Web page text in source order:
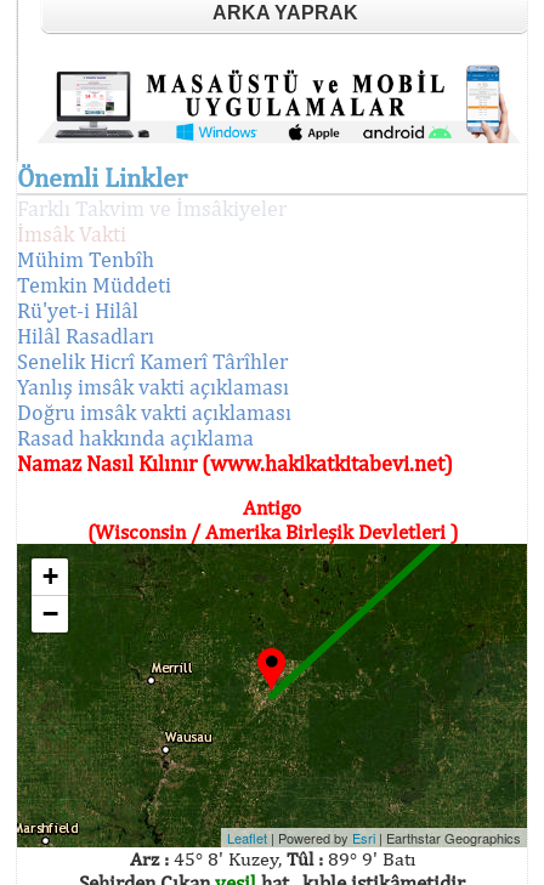
ARKA YAPRAK
Önemli Linkler
Farklı Takvim ve İmsâkiyeler
İmsâk Vakti
Mühim Tenbîh
Temkin Müddeti
Rü'yet-i Hilâl
Hilâl Rasadları
Senelik Hicrî Kamerî Târîhler
Yanlış imsâk vakti açıklaması
Doğru imsâk vakti açıklaması
Rasad hakkında açıklama
Namaz Nasıl Kılınır (www.hakikatkitabevi.net)
Antigo
(Wisconsin / Amerika Birleşik Devletleri )
+
−
Leaflet | Powered by Esri | Earthstar Geographics
Arz :45° 8' Kuzey, Tûl :89° 9' Batı